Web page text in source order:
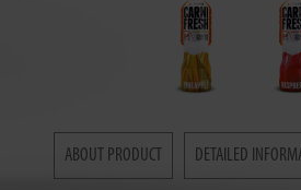
ABOUT PRODUCT DETAILED